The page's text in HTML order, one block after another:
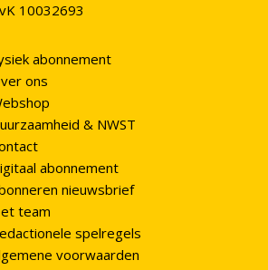
10032693
abonnement
ons
& NWST
abonnement
nieuwsbrief
team
spelregels
voorwaarden